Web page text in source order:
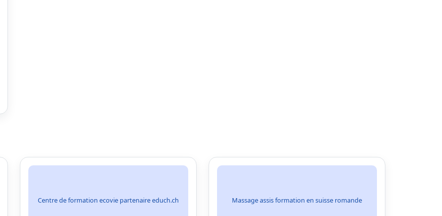
Centre de formation ecovie partenaire educh.ch Massage assis formation en suisse romande